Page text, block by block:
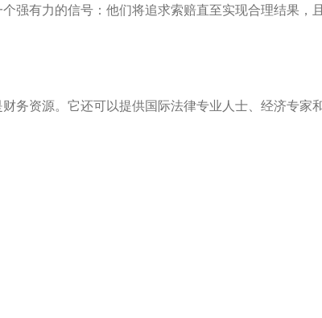
有力的信号：他们将追求索赔直至实现合理结果，
务资源。它还可以提供国际法律专业人士、经济专家